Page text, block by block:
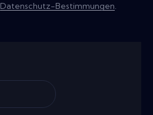
Datenschutz-Bestimmungen.